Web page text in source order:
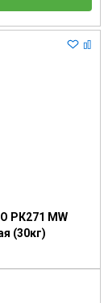
РК271 MW
(30кг)